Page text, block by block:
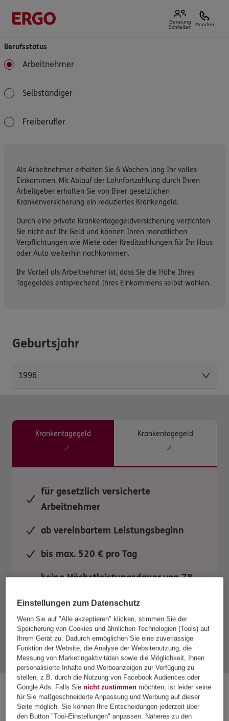
Beratung
Schließen
Anrufen
Berufsstatus
Arbeitnehmer
Selbständiger
Freiberufler
Als Arbeitnehmer erhalten Sie 6 Wochen lang Ihr volles
Einkommen. Mit Ablauf der Lohnfortzahlung durch Ihren
Arbeitgeber erhalten Sie von Ihrer gesetzlichen
Krankenversicherung ein reduziertes Krankengeld.
Durch eine private Krankentagegeldversicherung verzichten
Sie nicht auf Ihr Geld und können Ihren monatlichen
Verpflichtungen wie Miete oder Kreditzahlungen für Ihr Haus
oder Auto weiterhin nachkommen.
Ihr Vorteil als Arbeitnehmer ist, dass Sie die Höhe Ihres
Tagegeldes entsprechend Ihres Einkommens selbst wählen.
Geburtsjahr
Krankentagegeld Krankentagegeld
für gesetzlich versicherte
Arbeitnehmer
ab vereinbartem Leistungsbeginn
bis max. 520 € pro Tag
keine Höchstleistungsdauer von 78
Mehr Tarifdetails
Tarifoption 1
Einstellungen zum Datenschutz
Wenn Sie auf "Alle akzeptieren" klicken, stimmen Sie der
Speicherung von Cookies und ähnlichen Technologien (Tools) auf
Ihrem Gerät zu. Dadurch ermöglichen Sie eine zuverlässige
Funktion der Website, die Analyse der Websitenutzung, die
Messung von Marketingaktivitäten sowie die Möglichkeit, Ihnen
personalisierte Inhalte und Werbeanzeigen zur Verfügung zu
stellen, z.B. durch die Nutzung von Facebook Audiences oder
Google Ads. Falls Sienicht zustimmen möchten, ist leider keine
für Sie maßgeschneiderte Anpassung und Werbung auf dieser
Seite möglich. Sie können Ihre Entscheidungen jederzeit über
den Button "Tool-Einstellungen" anpassen. Näheres zu den